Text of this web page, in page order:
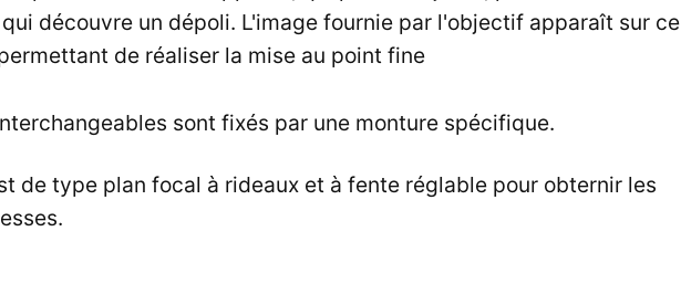
découvre un dépoli. L'image fournie par l'objectif apparaît sur ce
de réaliser la mise au point fine
sont fixés par une monture spécifique.
de type plan focal à rideaux et à fente réglable pour obternir les